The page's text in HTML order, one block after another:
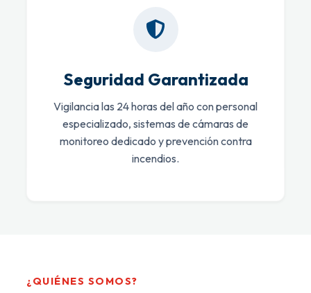
Seguridad Garantizada
Vigilancia las 24 horas del año con personal
especializado, sistemas de cámaras de
monitoreo dedicado y prevención contra
incendios.
¿QUIÉNES SOMOS?